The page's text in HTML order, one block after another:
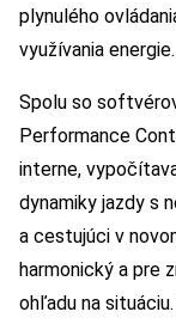
plynulého
využívania energie.
Spolu so
Performance
interne,
dynamiky jazdy s
a cestujúci v
harmonický a pre
ohľadu na